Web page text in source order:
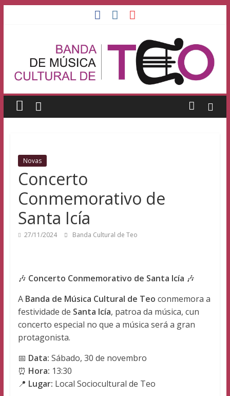
Banda
de
Música
Cultural
de
Teo
Banda
Cultural
de
Teo
Novas
Concerto
Conmemorativo de
Santa Icía
27/11/2024 Banda Cultural de Teo
🎶 Concerto Conmemorativo de Santa Icía 🎶
A Banda de Música Cultural de Teo conmemora a
festividade de Santa Icía, patroa da música, cun
concerto especial no que a música será a gran
protagonista.
📅 Data: Sábado, 30 de novembro
⏰ Hora: 13:30
📍 Lugar: Local Sociocultural de Teo